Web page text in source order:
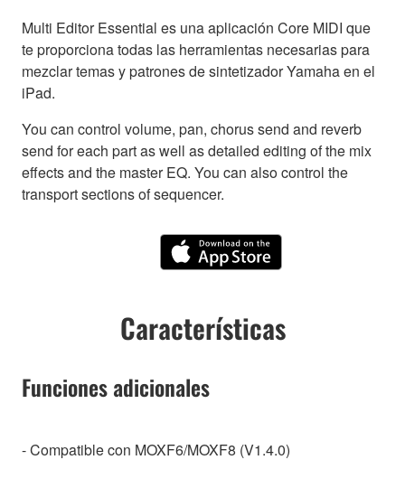
Multi Editor Essential es una aplicación Core MIDI que
te proporciona todas las herramientas necesarias para
mezclar temas y patrones de sintetizador Yamaha en el
iPad.
You can control volume, pan, chorus send and reverb
send for each part as well as detailed editing of the mix
effects and the master EQ. You can also control the
transport sections of sequencer.
Características
Funciones adicionales
- Compatible con MOXF6/MOXF8 (V1.4.0)